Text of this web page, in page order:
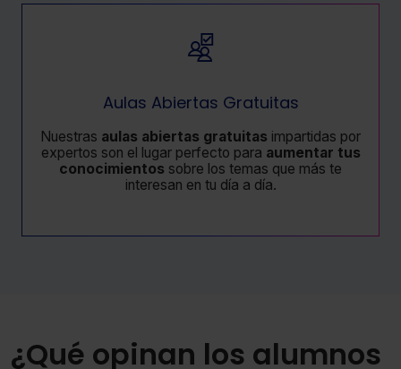
Aulas Abiertas Gratuitas
Nuestras aulas abiertas gratuitas impartidas por
expertos son el lugar perfecto para aumentar tus
conocimientos sobre los temas que más te
interesan en tu día a día.
¿Qué opinan los alumnos